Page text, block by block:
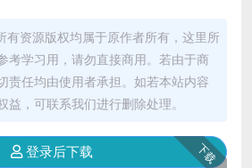
有资源版权均属于原作者所有，这里所
考学习用，请勿直接商用。若由于商
责任均由使用者承担。如若本站内容
益，可联系我们进行删除处理。
下载
登录后下载